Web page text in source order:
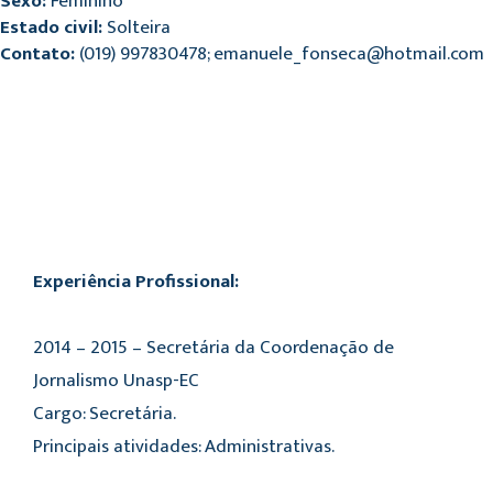
Estado civil:Solteira
Contato:(019) 997830478; emanuele_fonseca@hotmail.com
Experiência Profissional:
2014 – 2015 – Secretária da Coordenação de
Jornalismo Unasp-EC
Cargo: Secretária.
Principais atividades: Administrativas.